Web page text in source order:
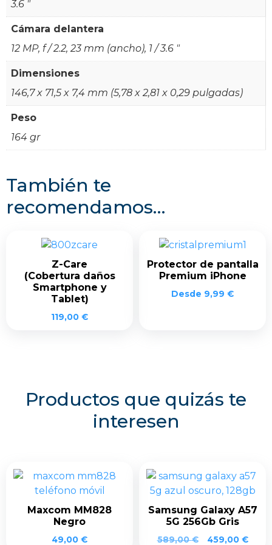
3.6 "
Cámara delantera
12 MP, f / 2.2, 23 mm (ancho), 1 / 3.6 "
Dimensiones
146,7 x 71,5 x 7,4 mm (5,78 x 2,81 x 0,29 pulgadas)
Peso
164 gr
También te
recomendamos…
Z-Care
(Cobertura daños
Smartphone y
Tablet)
119,00 €
Protector de pantalla
Premium iPhone
Desde 9,99 €
Productos que quizás te
interesen
Maxcom MM828
Negro
49,00 €
Samsung Galaxy A57
5G 256Gb Gris
589,00€
El
459,00 €El